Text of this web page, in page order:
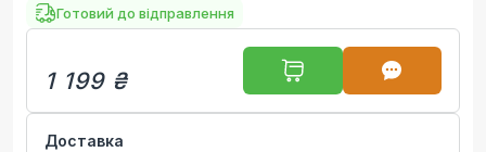
Готовий до відправлення
1 199 ₴
Доставка